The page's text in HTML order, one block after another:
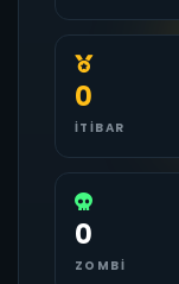
0
İTIBAR
0
ZOMBI